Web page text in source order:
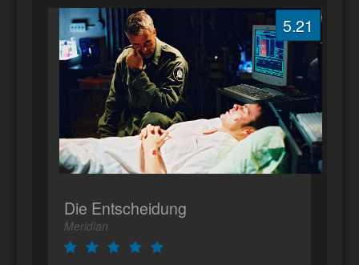
5.21
Die Entscheidung
Meridian